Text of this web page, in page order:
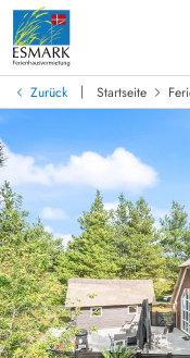
Zurück | Startseite